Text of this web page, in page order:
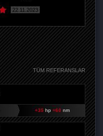
22.11.2023
TÜM REFERANSLAR
+35hp +60 nm